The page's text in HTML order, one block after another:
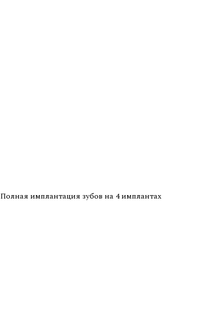
Полная имплантация зубов на 4 имплантах